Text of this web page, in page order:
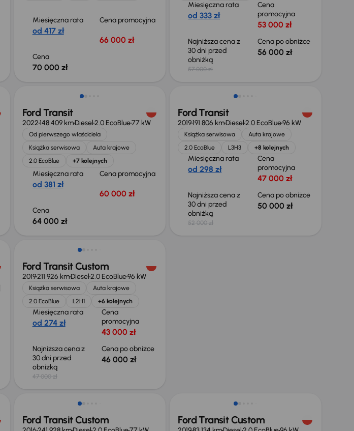
Miesięczna rata
od 417 zł
Cena promocyjna
66 000 zł
Cena
70 000 zł
Miesięczna rata
od 333 zł
Cena
promocyjna
53 000 zł
Najniższa cena z
30 dni przed
obniżką
57 000 zł
Cena po obniżce
56 000 zł
Ford Transit
2022148 409 kmDiesel2.0 EcoBlue77 kW
Od pierwszego właściciela
Książka serwisowa
Auta krajowe
2.0 EcoBlue
+7 kolejnych
Miesięczna rata
od 381 zł
Cena promocyjna
60 000 zł
Cena
64 000 zł
Taniej o 2 000 zł
Ford Transit
2019191 806 kmDiesel2.0 EcoBlue96 kW
Książka serwisowa
Auta krajowe
2.0 EcoBlue
L3H3 +8 kolejnych
Miesięczna rata
od 298 zł
Cena
promocyjna
47 000 zł
Najniższa cena z
30 dni przed
obniżką
52 000 zł
Cena po obniżce
50 000 zł
Taniej o 1 000 zł
Ford Transit Custom
2019211 926 kmDiesel2.0 EcoBlue96 kW
Książka serwisowa
Auta krajowe
2.0 EcoBlue
L2H1 +6 kolejnych
Miesięczna rata
od 274 zł
Cena
promocyjna
43 000 zł
Najniższa cena z
30 dni przed
obniżką
47 000 zł
Cena po obniżce
46 000 zł
Taniej o 1 000 zł
Ford Transit Custom Ford Transit Custom